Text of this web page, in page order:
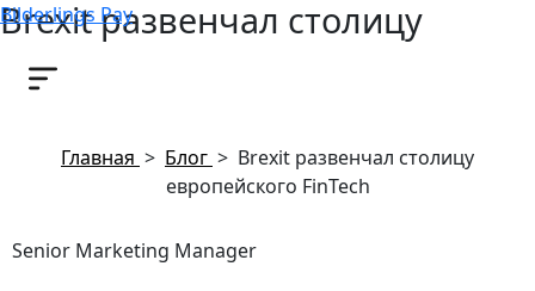
Bilderlings Pay
Brexit развенчал столицу
европейского FinTech
Главная > Блог > Brexit развенчал столицу
европейского FinTech
Senior Marketing Manager